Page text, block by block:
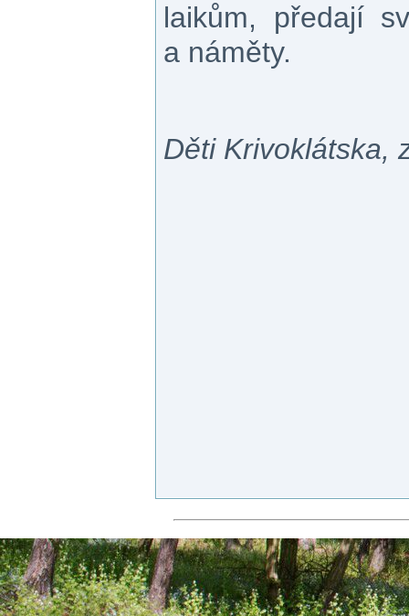
laikům, předají
a náměty.
Děti Krivoklátska,